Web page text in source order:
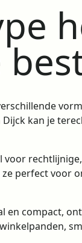
Dijck kan je
voor
perfect voor
en compact,